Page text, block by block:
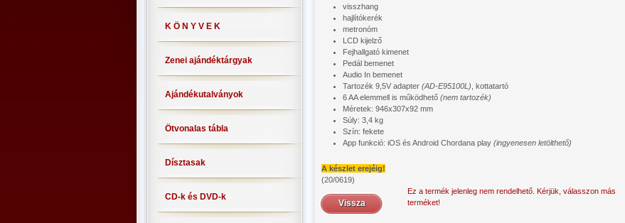
K Ö N Y V E K
Zenei ajándéktárgyak
Ajándékutalványok
Ötvonalas tábla
Dísztasak
CD-k és DVD-k
visszhang
hajlítókerék
metronóm
LCD kijelző
Fejhallgató kimenet
Pedál bemenet
Audio In bemenet
Tartozék 9,5V adapter (AD-E95100L) , kottatartó
6 AA elemmell is működhető (nem tartozék)
Méretek: 946x307x92 mm
Súly: 3,4 kg
Szín: fekete
App funkció: iOS és Android Chordana play (ingyenesen letölthető)
A készlet erejéig!
(20/0619)
Vissza
Ez a termék jelenleg nem rendelhető. Kérjük, válasszon más
terméket!